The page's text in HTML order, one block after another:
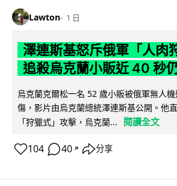
Lawton 1 日
澤連斯基怒斥俄軍「人肉
追殺烏克蘭小販近 40 秒
烏克蘭克爾松一名 52 歲小販被俄軍無人
傷，影片由烏克蘭總統澤連斯基公開。他
「狩獵式」攻擊，烏克蘭...
閱讀全文
104 40 ↗ 分享